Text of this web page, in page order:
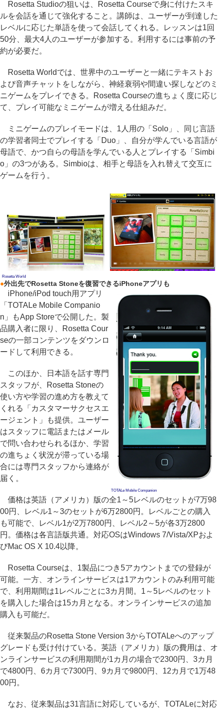
Rosetta Studioの狙いは、Rosetta Courseで身に付けたスキ
ルを会話を通じて強化すること。講師は、ユーザーが到達した
レベルに応じた単語を使って会話してくれる。レッスンは1回
50分、最大4人のユーザーが参加する。利用するには事前の予
約が必要だ。
Rosetta Worldでは、世界中のユーザーと一緒にテキストお
よび音声チャットをしながら、神経衰弱や間違い探しなどのミ
ニゲームをプレイできる。Rosetta Courseの進ちょく度に応じ
て、プレイ可能なミニゲームが増える仕組みだ。
ミニゲームのプレイモードは、1人用の「Solo」、同じ言語
の学習者同士でプレイする「Duo」、自分が学んでいる言語が
母語で、かつ自らの母語を学んでいる人とプレイする「Simbi
o」の3つがある。Simbioは、相手と母語を入れ替えて交互に
ゲームを行う。
Rosetta World
●外出先でRosetta Stoneを復習できるiPhoneアプリも
TOTALe Mobile Companion
iPhone/iPod touch用アプリ
「TOTALe Mobile Companio
n」もApp Storeで公開した。製
品購入者に限り、Rosetta Cour
seの一部コンテンツをダウンロ
ードして利用できる。
このほか、日本語を話す専門
スタッフが、Rosetta Stoneの
使い方や学習の進め方を教えて
くれる「カスタマーサクセスエ
ージェント」も提供。ユーザー
はスタッフに電話またはメール
で問い合わせられるほか、学習
の進ちょく状況が滞っている場
合には専門スタッフから連絡が
届く。
価格は英語（アメリカ）版の全1～5レベルのセットが7万98
00円、レベル1～3のセットが6万2800円。レベルごとの購入
も可能で、レベル1が2万7800円、レベル2～5が各3万2800
円。価格は各言語版共通。対応OSはWindows 7/Vista/XPおよ
びMac OS X 10.4以降。
Rosetta Courseは、1製品につき5アカウントまでの登録が
可能。一方、オンラインサービスは1アカウントのみ利用可能
で、利用期間は1レベルごとに3カ月間。1～5レベルのセット
を購入した場合は15カ月となる。オンラインサービスの追加
購入も可能だ。
従来製品のRosetta Stone Version 3からTOTALeへのアップ
グレードも受け付けている。英語（アメリカ）版の費用は、オ
ンラインサービスの利用期間が1カ月の場合で2300円、3カ月
で4800円、6カ月で7300円、9カ月で9800円、12カ月で1万48
00円。
なお、従来製品は31言語に対応しているが、TOTALeに対応